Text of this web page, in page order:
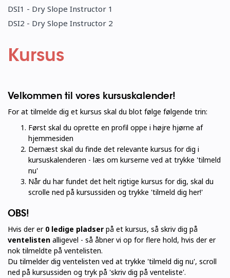
DSI1 - Dry Slope Instructor 1
DSI2 - Dry Slope Instructor 2
Kursus
Velkommen til vores kursuskalender!
For at tilmelde dig et kursus skal du blot følge følgende trin:
Først skal du oprette en profil oppe i højre hjørne af
hjemmesiden
Dernæst skal du finde det relevante kursus for dig i
kursuskalenderen - læs om kurserne ved at trykke 'tilmeld
nu'
Når du har fundet det helt rigtige kursus for dig, skal du
scrolle ned på kursussiden og trykke 'tilmeld dig her!'
OBS!
Hvis der er0 ledige pladser på et kursus, så skriv dig på
ventelisten alligevel - så åbner vi op for flere hold, hvis der er
nok tilmeldte på ventelisten.
Du tilmelder dig ventelisten ved at trykke 'tilmeld dig nu', scroll
ned på kursussiden og tryk på 'skriv dig på venteliste'.